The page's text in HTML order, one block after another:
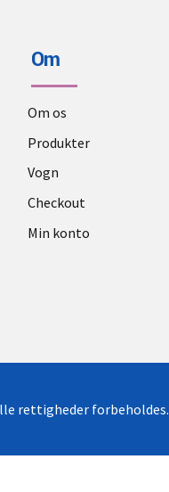
Om
Om os
Produkter
Vogn
Checkout
Min konto
rettigheder forbeholdes.